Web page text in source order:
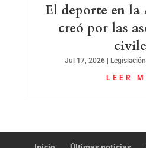
El deporte en la
creó por las
Jul 17, 2026| Legislación
LEER